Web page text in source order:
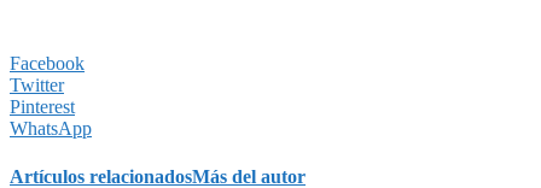
Facebook
Twitter
Pinterest
WhatsApp
Artículos relacionadosMás del autor